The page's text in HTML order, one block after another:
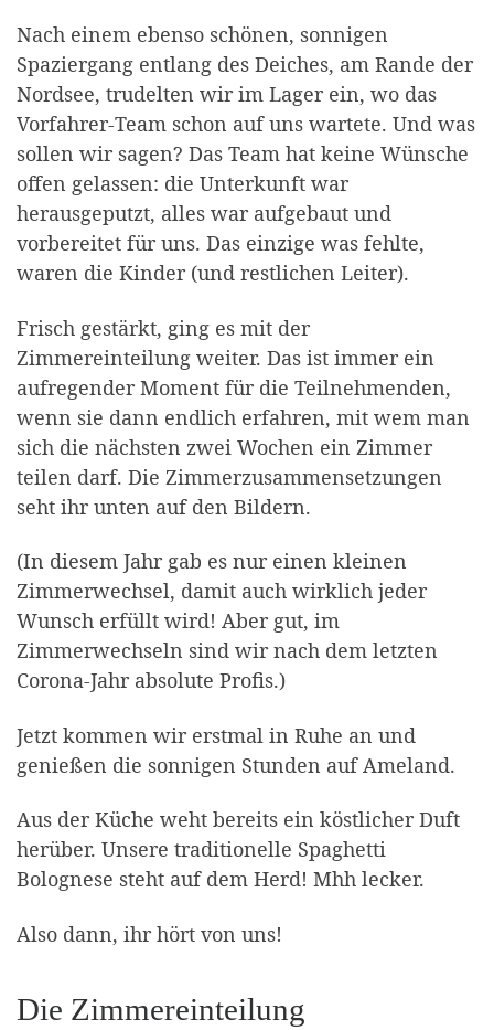
Nach einem ebenso schönen, sonnigen
Spaziergang entlang des Deiches, am Rande der
Nordsee, trudelten wir im Lager ein, wo das
Vorfahrer-Team schon auf uns wartete. Und was
sollen wir sagen? Das Team hat keine Wünsche
offen gelassen: die Unterkunft war
herausgeputzt, alles war aufgebaut und
vorbereitet für uns. Das einzige was fehlte,
waren die Kinder (und restlichen Leiter).
Frisch gestärkt, ging es mit der
Zimmereinteilung weiter. Das ist immer ein
aufregender Moment für die Teilnehmenden,
wenn sie dann endlich erfahren, mit wem man
sich die nächsten zwei Wochen ein Zimmer
teilen darf. Die Zimmerzusammensetzungen
seht ihr unten auf den Bildern.
(In diesem Jahr gab es nur einen kleinen
Zimmerwechsel, damit auch wirklich jeder
Wunsch erfüllt wird! Aber gut, im
Zimmerwechseln sind wir nach dem letzten
Corona-Jahr absolute Profis.)
Jetzt kommen wir erstmal in Ruhe an und
genießen die sonnigen Stunden auf Ameland.
Aus der Küche weht bereits ein köstlicher Duft
herüber. Unsere traditionelle Spaghetti
Bolognese steht auf dem Herd! Mhh lecker.
Also dann, ihr hört von uns!
Die Zimmereinteilung